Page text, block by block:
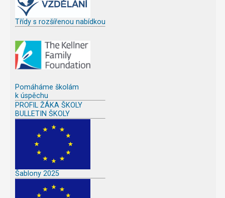
Třídy s rozšířenou nabídkou
Pomáháme školám
k úspěchu
PROFIL ŽÁKA ŠKOLY
BULLETIN ŠKOLY
Šablony 2025